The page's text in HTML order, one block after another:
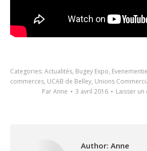
Categories: Actualités, Bugey Expo,
commerces, UCAB de Belley, Unions
ParAnne 3 avril 2016 Laisser
Author: Anne